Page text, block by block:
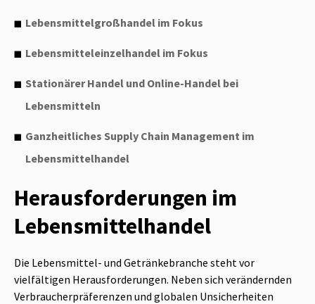
Lebensmittelgroßhandel im Fokus
Lebensmitteleinzelhandel im Fokus
Stationärer Handel und Online-Handel bei
Lebensmitteln
Ganzheitliches Supply Chain Management im
Lebensmittelhandel
Herausforderungen im
Lebensmittelhandel
Die Lebensmittel- und Getränkebranche steht vor
vielfältigen Herausforderungen. Neben sich verändernden
Verbraucherpräferenzen und globalen Unsicherheiten